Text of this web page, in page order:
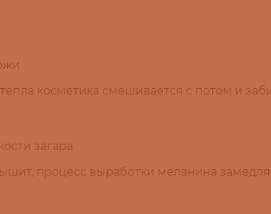
косметика смешивается с потом и
загара
процесс выработки меланина